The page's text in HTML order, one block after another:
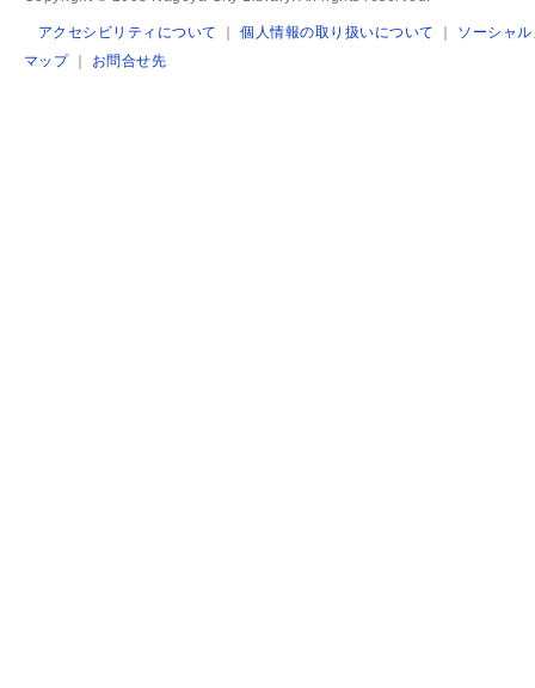
アクセシビリティについて ｜個人情報の取り扱いについて ｜ ソーシャ
マップ｜ お問合せ先